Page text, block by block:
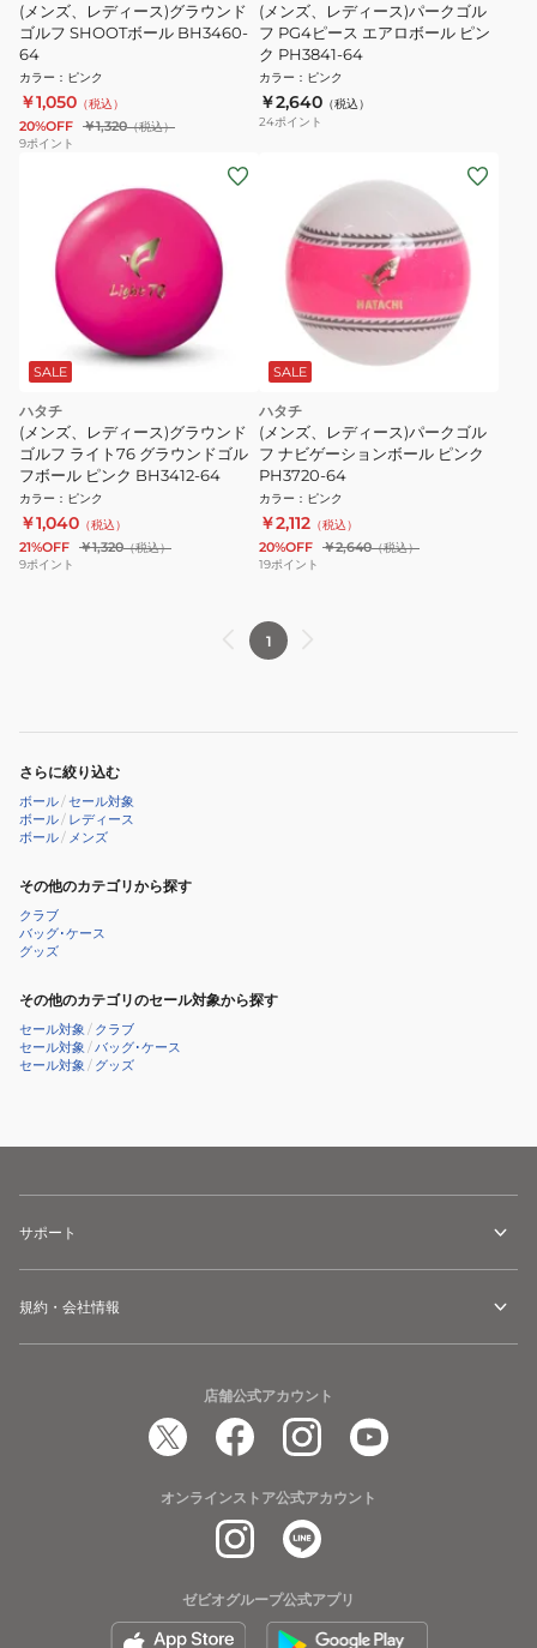
(メンズ、レディース)グラウンド
ゴルフ SHOOTボール BH3460-
64
カラー ： ピンク
￥1,050 （税込）
20%OFF ￥1,320（税込）
9ポイント
(メンズ、レディース)パークゴル
フ PG4ピース エアロボール ピン
ク PH3841-64
カラー ： ピンク
￥2,640 （税込）
24ポイント
SALE
ハタチ
(メンズ、レディース)グラウンド
ゴルフ ライト76 グラウンドゴル
フボール ピンク BH3412-64
カラー ： ピンク
￥1,040 （税込）
21%OFF ￥1,320（税込）
9ポイント
SALE
ハタチ
(メンズ、レディース)パークゴル
フ ナビゲーションボール ピンク
PH3720-64
カラー ： ピンク
￥2,112 （税込）
20%OFF ￥2,640（税込）
19ポイント
1
さらに絞り込む
ボール/セール対象
ボール/ レディース
ボール/ メンズ
その他のカテゴリから探す
クラブ
バッグ･ケース
グッズ
その他のカテゴリのセール対象から探す
セール対象 / クラブ
セール対象 /バッグ･ケース
セール対象 / グッズ
サポート
規約・会社情報
店舗公式アカウント
オンラインストア公式アカウント
ゼビオグループ公式アプリ